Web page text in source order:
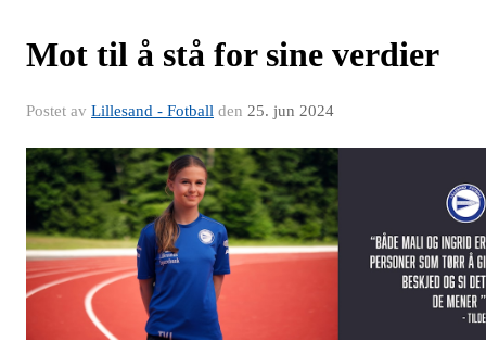
Mot til å stå for sine verdier
Postet av Lillesand - Fotball den 25. jun 2024